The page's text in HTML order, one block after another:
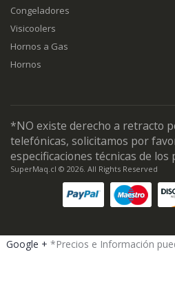
Congeladores
Visicoolers
Hornos a Gas
Hornos
*NO existe derecho a retracto
telefónicas, solicitamos por
especificaciones técnicas de
SuperMaq.cl © 2026. All Rights Reserved
Google + *Precios e Información